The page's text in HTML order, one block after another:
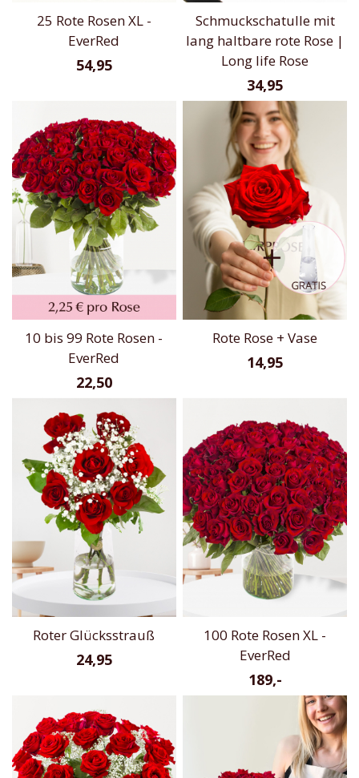
25 Rote Rosen XL -
EverRed
54,95
Schmuckschatulle mit
lang haltbare rote Rose |
Long life Rose
34,95
10 bis 99 Rote Rosen -
EverRed
22,50
Rote Rose + Vase
14,95
Roter Glücksstrauß
24,95
100 Rote Rosen XL -
EverRed
189,-